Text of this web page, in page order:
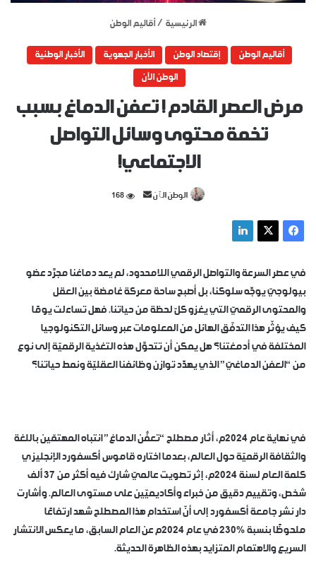
الرئيسية / أقاليم الوطن
أقاليم الوطن إقتصاد الوطن الأخبار الجهوية الأخبار الوطنية
الوطن الآن
مرض العصر القادم ! تعفن الدماغ بسبب
تخمة محتوى وسائل التواصل
الاجتماعي!
الوطن الٱن
أرسل 168
في عصر السرعة والتواصل الرقمي اللامحدود، لم يعد دماغنا مجرَّد عضو
بيولوجيّ يوجِّه سلوكنا، بل أصبح ساحة معركة غامضة بين العقل
والمحتوى الرقميّ التي يغزو كلّ لحظة من حياتنا. فهل تساءلت يومًا
كيف يؤثّر هذا التدفّق الهائل من المعلومات عبر وسائل التكنولوجيا
المختلفة في أدمغتنا؟ هل يمكن أن تتحوَّل هذه التغذية الرقميّة إلى نوع
من “العفن الدماغيّ” الذي يهدِّد توازن وظائفنا العقليّة ونمط حياتنا؟
في نهاية عام 2024م، أثار مصطلح “تعفُّن الدماغ” انتباه المهتمّين باللغة
والثقافة الرقميّة حول العالم، بعدما اختاره قاموس أكسفورد الإنجليزي
كلمة العام لسنة 2024م، إثر تصويت عالميّ شارك فيه أكثر من 37 ألف
شخص، وتقييم دقيق من خبراء وأكاديميّين على مستوى العالم. وأشارت
دار نشر جامعة أكسفورد إلى أنّ استخدام هذا المصطلح شهد ارتفاعًا
ملحوظًا بنسبة %230 في عام 2024م عن العام السابق، ما يعكس الانتشار
السريع والاهتمام المتزايد بهذه الظاهرة الحديثة.